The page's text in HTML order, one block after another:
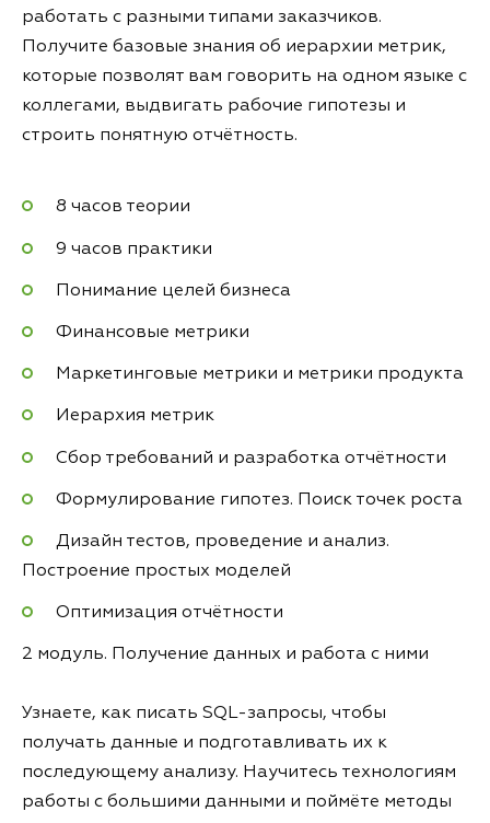
работать с разными типами заказчиков.
Получите базовые знания об иерархии метрик,
которые позволят вам говорить на одном языке с
коллегами, выдвигать рабочие гипотезы и
строить понятную отчётность.
8 часов теории
9 часов практики
Понимание целей бизнеса
Финансовые метрики
Маркетинговые метрики и метрики продукта
Иерархия метрик
Сбор требований и разработка отчётности
Формулирование гипотез. Поиск точек роста
Дизайн тестов, проведение и анализ.
Построение простых моделей
Оптимизация отчётности
2 модуль. Получение данных и работа с ними
Узнаете, как писать SQL-запросы, чтобы
получать данные и подготавливать их к
последующему анализу. Научитесь технологиям
работы с большими данными и поймёте методы